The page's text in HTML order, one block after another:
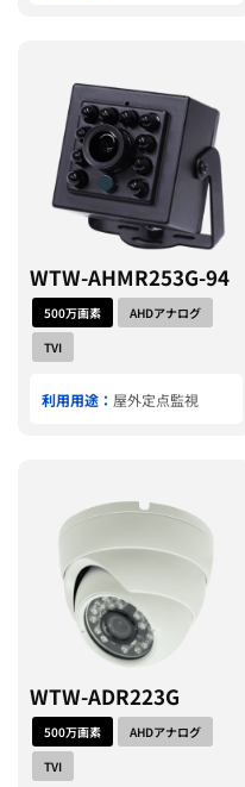
WTW-AHMR253G-94
500万画素
AHDアナログ
TVI
利用用途： 屋外定点監視
WTW-ADR223G
500万画素
AHDアナログ
TVI